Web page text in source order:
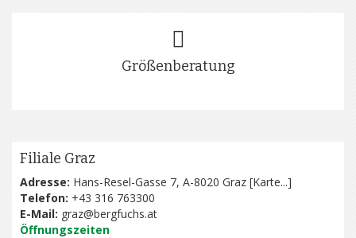
Größenberatung
Filiale Graz
Adresse: Hans-Resel-Gasse 7, A-8020 Graz [Karte...]
Telefon: +43 316 763300
E-Mail: graz@bergfuchs.at
Öffnungszeiten